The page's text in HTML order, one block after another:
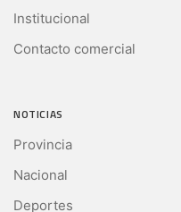
Institucional
Contacto comercial
NOTICIAS
Provincia
Nacional
Deportes